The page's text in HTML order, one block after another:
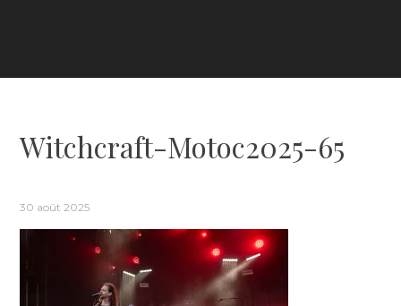
Witchcraft-Motoc2025-65
30 août 2025